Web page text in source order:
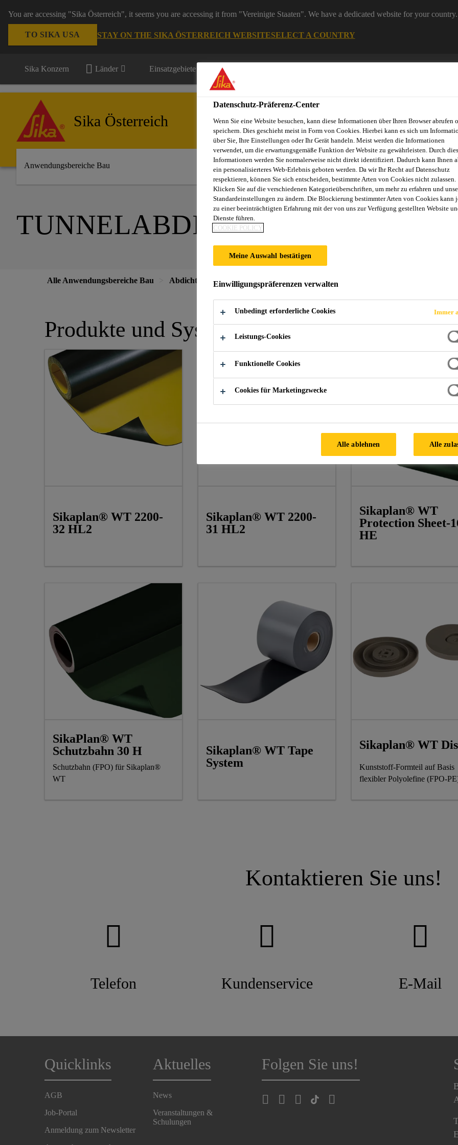
You are accessing "Sika Österreich", it seems you are accessing it from "Vereinigte Staaten". We have a dedicated website for your country.
TO SIKA USA STAY ON THE SIKA ÖSTERREICH WEBSITESELECT A COUNTRY
Sika Konzern Länder Einsatzgebiete
Sika Österreich
Anwendungsbereiche Bau
TUNNELABDICHTUNG FPO
Alle Anwendungsbereiche Bau Abdichtung Weitere Abdichtungsanwendungen
Produkte und Systeme
Sikaplan® WT 2200-
32 HL2
Sikaplan® WT 2200-
31 HL2
Sikaplan® WT
Protection Sheet-
HE
SikaPlan® WT
Schutzbahn 30 H
Schutzbahn (FPO) für Sikaplan®
WT
Sikaplan® WT Tape
System
Sikaplan® WT
Kunststoff-Formteil auf Basis
flexibler Polyolefine (FPO-
Kontaktieren Sie uns!
Telefon Kundenservice E-Mail
Quicklinks
AGB
Job-Portal
Anmeldung zum Newsletter
Aktuelles
News
Veranstaltungen &
Schulungen
Folgen Sie uns!
Datenschutz-Präferenz-Center
Wenn Sie eine Website besuchen, kann diese Informationen über Ihren Browser abrufen
speichern. Dies geschieht meist in Form von Cookies. Hierbei kann es sich um
über Sie, Ihre Einstellungen oder Ihr Gerät handeln. Meist werden die Informationen
verwendet, um die erwartungsgemäße Funktion der Website zu gewährleisten. Durch
Informationen werden Sie normalerweise nicht direkt identifiziert. Dadurch kann Ihnen
ein personalisierteres Web-Erlebnis geboten werden. Da wir Ihr Recht auf Datenschutz
respektieren, können Sie sich entscheiden, bestimmte Arten von Cookies nicht zulassen.
Klicken Sie auf die verschiedenen Kategorieüberschriften, um mehr zu erfahren und
Standardeinstellungen zu ändern. Die Blockierung bestimmter Arten von Cookies kann
zu einer beeinträchtigten Erfahrung mit der von uns zur Verfügung gestellten Website
Dienste führen.
COOKIE POLICY
Meine Auswahl bestätigen
Einwilligungspräferenzen verwalten
Unbedingt erforderliche Cookies Immer
Leistungs-Cookies
Funktionelle Cookies
Cookies für Marketingzwecke
Alle ablehnen Alle